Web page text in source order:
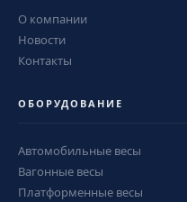
О компании
Новости
Контакты
ОБОРУДОВАНИЕ
Автомобильные весы
Вагонные весы
Платформенные весы